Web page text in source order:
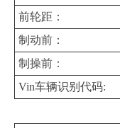
前轮距：
制动前：
制操前：
Vin车辆识别代码: